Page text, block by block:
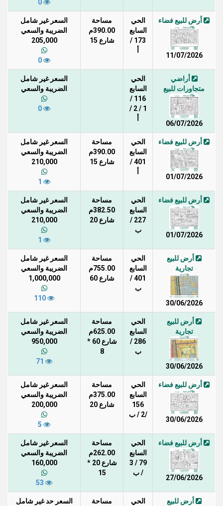
أرض للبيع فضاء
11/07/2026
الحي
السابع
173 /
مساحة
390.00م
شارع 15
السعر غير شامل
الضريبة والسعي
205,000
أراضي
متجاورات للبيع
06/07/2026
الحي
السابع
116 /
1 / 2 /
السعر غير شامل
الضريبة والسعي
أرض للبيع فضاء
01/07/2026
الحي
السابع
401 /
مساحة
390.00م
شارع 15
السعر غير شامل
الضريبة والسعي
210,000
أرض للبيع فضاء
01/07/2026
الحي
السابع
227 /
ب
مساحة
382.50م
شارع 20
السعر غير شامل
الضريبة والسعي
210,000
أرض للبيع
تجارية
30/06/2026
الحي
السابع
401 /
ب
مساحة
755.00م
شارع 60
السعر غير شامل
الضريبة والسعي
1,000,000
أرض للبيع
تجارية
30/06/2026
الحي
السابع
286 /
ب
مساحة
625.00م
شارع 60 *
8
السعر غير شامل
الضريبة والسعي
950,000
أرض للبيع فضاء
30/06/2026
الحي
السابع
156
/2 / ب
مساحة
375.00م
شارع 20
السعر غير شامل
الضريبة والسعي
200,000
أرض للبيع فضاء
27/06/2026
الحي
السابع
79 / 3
/ ب
مساحة
262.00م
شارع 20 *
15
السعر غير شامل
الضريبة والسعي
160,000
أرض للبيع
الحي
مساحة
السعر حد غير شامل